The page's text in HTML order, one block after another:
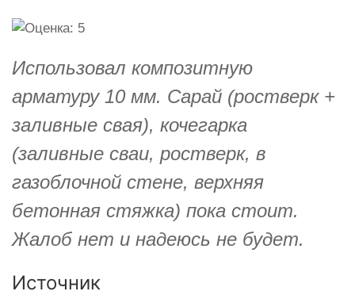
Использовал композитную
арматуру 10 мм. Сарай (ростверк +
заливные свая), кочегарка
(заливные сваи, ростверк, в
газоблочной стене, верхняя
бетонная стяжка) пока стоит.
Жалоб нет и надеюсь не будет.
Источник